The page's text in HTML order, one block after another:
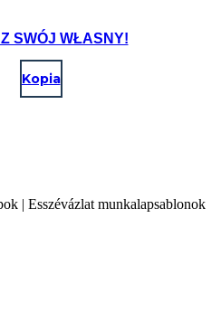
SWÓJ WŁASNY!
Kopia
| Esszévázlat munkalapsablonok